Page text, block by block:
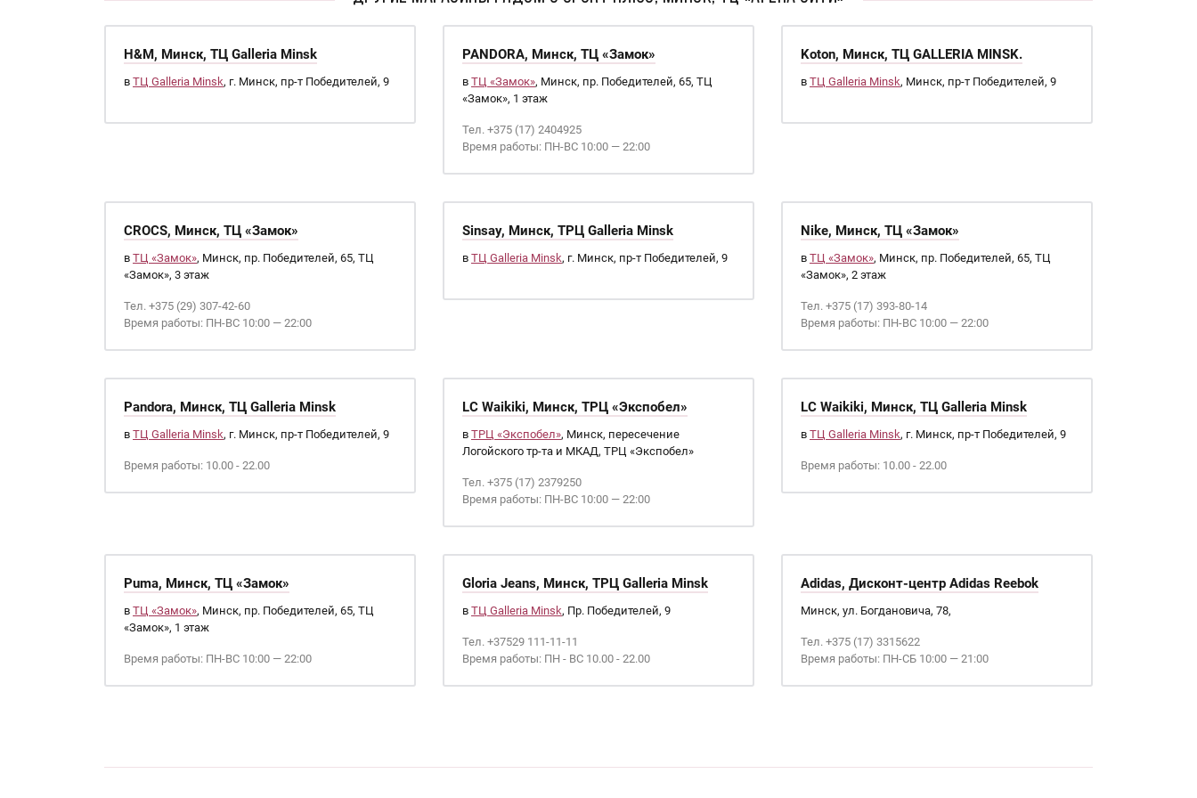
H&M, Минск, ТЦ Galleria Minsk
в ТЦ Galleria Minsk, г. Минск, пр-т Победителей, 9
PANDORA, Минск, ТЦ «Замок»
в ТЦ «Замок», Минск, пр. Победителей, 65, ТЦ
«Замок», 1 этаж
Тел. +375 (17) 2404925
Время работы: ПН-ВС 10:00 — 22:00
Koton, Минск, ТЦ GALLERIA MINSK.
в ТЦ Galleria Minsk, Минск, пр-т Победителей, 9
CROCS, Минск, ТЦ «Замок»
в ТЦ «Замок», Минск, пр. Победителей, 65, ТЦ
«Замок», 3 этаж
Тел. +375 (29) 307-42-60
Время работы: ПН-ВС 10:00 — 22:00
Sinsay, Минск, ТРЦ Galleria Minsk
в ТЦ Galleria Minsk, г. Минск, пр-т Победителей, 9
Nike, Минск, ТЦ «Замок»
в ТЦ «Замок», Минск, пр. Победителей, 65, ТЦ
«Замок», 2 этаж
Тел. +375 (17) 393-80-14
Время работы: ПН-ВС 10:00 — 22:00
Pandora, Минск, ТЦ Galleria Minsk
в ТЦ Galleria Minsk, г. Минск, пр-т Победителей, 9
Время работы: 10.00 - 22.00
LC Waikiki, Минск, ТРЦ «Экспобел»
в ТРЦ «Экспобел», Минск, пересечение
Логойского тр-та и МКАД, ТРЦ «Экспобел»
Тел. +375 (17) 2379250
Время работы: ПН-ВС 10:00 — 22:00
LC Waikiki, Минск, ТЦ Galleria Minsk
в ТЦ Galleria Minsk, г. Минск, пр-т Победителей, 9
Время работы: 10.00 - 22.00
Puma, Минск, ТЦ «Замок»
в ТЦ «Замок», Минск, пр. Победителей, 65, ТЦ
«Замок», 1 этаж
Время работы: ПН-ВС 10:00 — 22:00
Gloria Jeans, Минск, ТРЦ Galleria Minsk
в ТЦ Galleria Minsk, Пр. Победителей, 9
Тел. +37529 111-11-11
Время работы: ПН - ВС 10.00 - 22.00
Adidas, Дисконт-центр Adidas Reebok
Минск, ул. Богдановича, 78,
Тел. +375 (17) 3315622
Время работы: ПН-СБ 10:00 — 21:00